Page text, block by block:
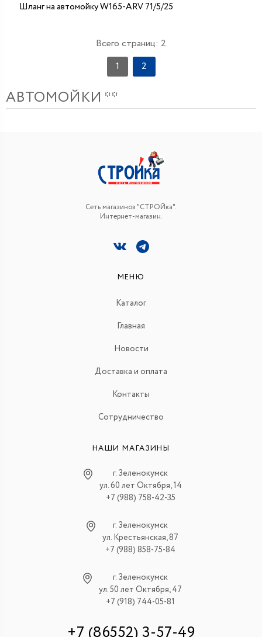
Шланг на автомойку W165-ARV 71/5/25
Всего страниц: 2
1
2
АВТОМОЙКИ **
Сеть магазинов "СТРОЙка".
Интернет-магазин.
МЕНЮ
Каталог
Главная
Новости
Доставка и оплата
Контакты
Сотрудничество
НАШИ МАГАЗИНЫ
г. Зеленокумск
ул. 60 лет Октября, 14
+7 (988) 758-42-35
г. Зеленокумск
ул. Крестьянская, 87
+7 (988) 858-75-84
г. Зеленокумск
ул. 50 лет Октября, 47
+7 (918) 744-05-81